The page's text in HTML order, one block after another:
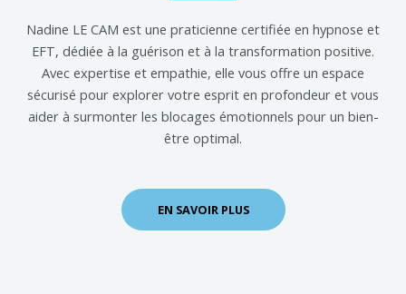
Nadine LE CAM est une praticienne certifiée en hypnose et
EFT, dédiée à la guérison et à la transformation positive.
Avec expertise et empathie, elle vous offre un espace
sécurisé pour explorer votre esprit en profondeur et vous
aider à surmonter les blocages émotionnels pour un bien-
être optimal.
EN SAVOIR PLUS